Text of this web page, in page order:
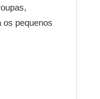
os pequenos